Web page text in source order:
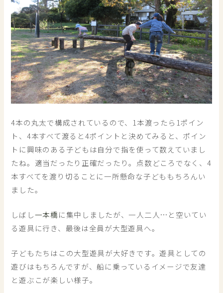
4本の丸太で構成されているので、1本渡ったら1ポイン
ト、4本すべて渡ると4ポイントと決めてみると、ポイン
トに興味のある子どもは自分で指を使って数えていまし
たね。適当だったり正確だったり。点数どころでなく、4
本すべてを渡り切ることに一所懸命な子どももちろんい
ました。
しばし一本橋に集中しましたが、一人二人…と空いてい
る遊具に行き、最後は全員が大型遊具へ。
子どもたちはこの大型遊具が大好きです。遊具としての
遊びはもちろんですが、船に乗っているイメージで友達
と遊ぶこが楽しい様子。